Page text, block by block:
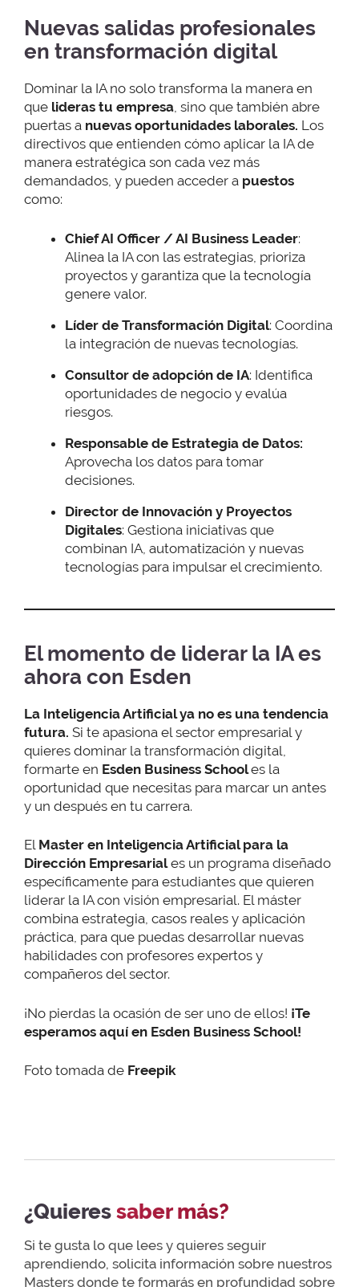
Nuevas salidas profesionales
en transformación digital
Dominar la IA no solo transforma la manera en
que lideras tu empresa, sino que también abre
puertas a nuevas oportunidades laborales. Los
directivos que entienden cómo aplicar la IA de
manera estratégica son cada vez más
demandados, y pueden acceder a puestos
como:
Chief AI Officer / AI Business Leader:
Alinea la IA con las estrategias, prioriza
proyectos y garantiza que la tecnología
genere valor.
Líder de Transformación Digital: Coordina
la integración de nuevas tecnologías.
Consultor de adopción de IA: Identifica
oportunidades de negocio y evalúa
riesgos.
Responsable de Estrategia de Datos:
Aprovecha los datos para tomar
decisiones.
Director de Innovación y Proyectos
Digitales: Gestiona iniciativas que
combinan IA, automatización y nuevas
tecnologías para impulsar el crecimiento.
El momento de liderar la IA es
ahora con Esden
La Inteligencia Artificial ya no es una tendencia
futura. Si te apasiona el sector empresarial y
quieres dominar la transformación digital,
formarte en Esden Business Schooles la
oportunidad que necesitas para marcar un antes
y un después en tu carrera.
El Master en Inteligencia Artificial para la
Dirección Empresariales un programa diseñado
específicamente para estudiantes que quieren
liderar la IA con visión empresarial. El máster
combina estrategia, casos reales y aplicación
práctica, para que puedas desarrollar nuevas
habilidades con profesores expertos y
compañeros del sector.
¡No pierdas la ocasión de ser uno de ellos! ¡Te
esperamos aquí en Esden Business School!
Foto tomada de Freepik
¿Quieressaber más?
Si te gusta lo que lees y quieres seguir
aprendiendo, solicita información sobre nuestros
Masters donde te formarás en profundidad sobre